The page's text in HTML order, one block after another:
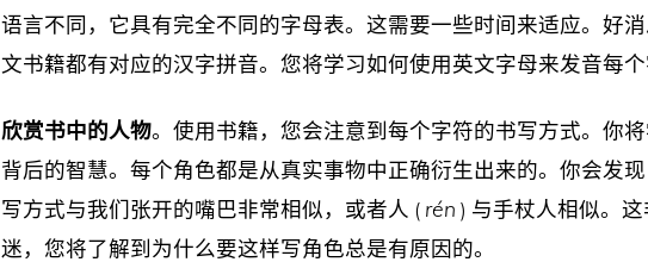
语言不同，它具有完全不同的字母表。这需要一些时间来适应。好
文书籍都有对应的汉字拼音。您将学习如何使用英文字母来发音每
欣赏书中的人物。使用书籍，您会注意到每个字符的书写方式。你
背后的智慧。每个角色都是从真实事物中正确衍生出来的。你会发
写方式与我们张开的嘴巴非常相似，或者人 ( rén ) 与手杖人相似。
迷，您将了解到为什么要这样写角色总是有原因的。